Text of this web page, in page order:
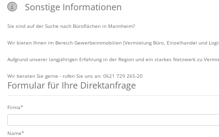
Sonstige Informationen
Sie sind auf der Suche nach Büroflächen in Mannheim?
Wir bieten Ihnen im Bereich Gewerbeimmobilien (Vermietung Büro, Einzelhandel und
Aufgrund unserer langjährigen Erfahrung in der Region und ein starkes Netzwerk zu
Wir beraten Sie gerne - rufen Sie uns an: 0621 729 265-20
Formular für Ihre Direktanfrage
Firma*
Name*
Zulassung*